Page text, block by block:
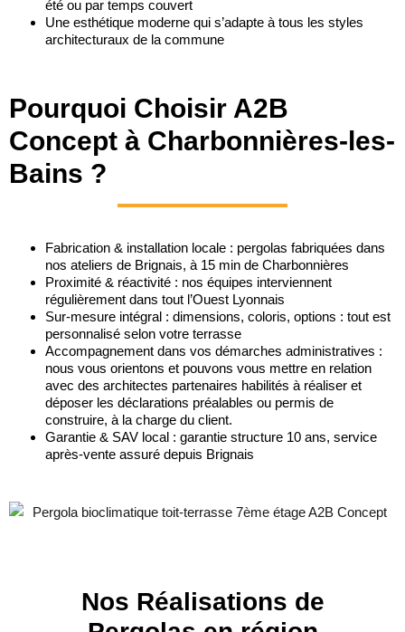
été ou par temps couvert
Une esthétique moderne qui s’adapte à tous les styles
architecturaux de la commune
Pourquoi Choisir A2B
Concept à Charbonnières-les-
Bains ?
Fabrication & installation locale : pergolas fabriquées dans
nos ateliers de Brignais, à 15 min de Charbonnières
Proximité & réactivité : nos équipes interviennent
régulièrement dans tout l’Ouest Lyonnais
Sur-mesure intégral : dimensions, coloris, options : tout est
personnalisé selon votre terrasse
Accompagnement dans vos démarches administratives :
nous vous orientons et pouvons vous mettre en relation
avec des architectes partenaires habilités à réaliser et
déposer les déclarations préalables ou permis de
construire, à la charge du client.
Garantie & SAV local : garantie structure 10 ans, service
après-vente assuré depuis Brignais
Nos Réalisations de